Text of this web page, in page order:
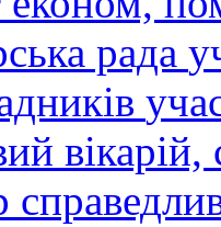
рада
вікарій,